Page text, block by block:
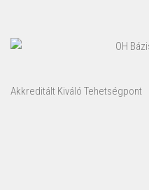
OH
Akkreditált Kiváló Tehetségpont